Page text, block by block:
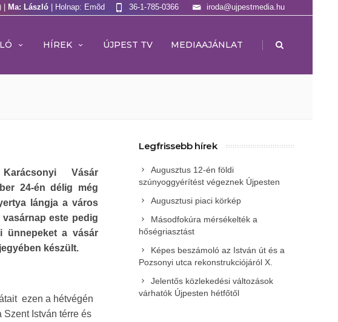
| Ma: László | Holnap: Emõd iroda@ujpestmedia.hu
36-1-785-0366
HÍREK ÚJPEST TV MEDIAAJÁNLAT |
Vásár
24-én délig még
lángja a város
este pedig
ünnepeket a vásár
készült.
ezen a hétvégén
István térre és
Legfrissebb hírek
Augusztus 12-én földi
szúnyoggyérítést végeznek Újpesten
Augusztusi piaci körkép
Másodfokúra mérsékelték a
hőségriasztást
Képes beszámoló az István út és a
Pozsonyi utca rekonstrukciójáról X.
Jelentős közlekedési változások
várhatók Újpesten hétfőtől